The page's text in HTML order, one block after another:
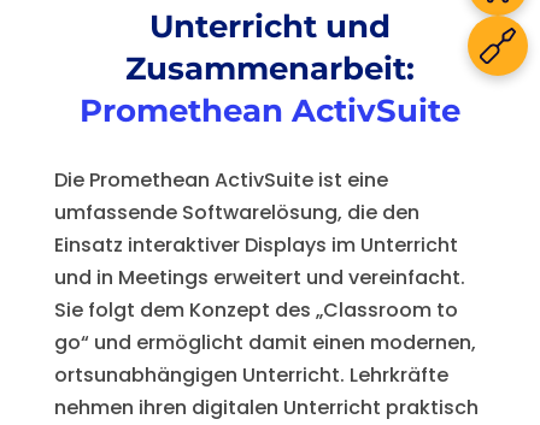
Unterricht und
Zusammenarbeit:
Promethean ActivSuite
Die Promethean ActivSuite ist eine
umfassende Softwarelösung, die den
Einsatz interaktiver Displays im Unterricht
und in Meetings erweitert und vereinfacht.
Sie folgt dem Konzept des „Classroom to
go“ und ermöglicht damit einen modernen,
ortsunabhängigen Unterricht. Lehrkräfte
nehmen ihren digitalen Unterricht praktisch